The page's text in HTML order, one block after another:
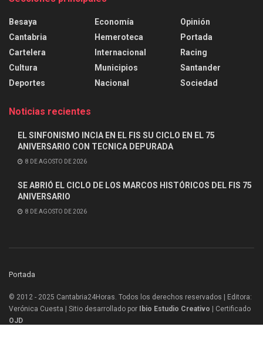
Besaya
Cantabria
Cartelera
Cultura
Deportes
Economía
Hemeroteca
Internacional
Municipios
Nacional
Opinión
Portada
Racing
Santander
Sociedad
Noticias recientes
EL SINFONISMO INCIA EN EL FIS SU CICLO EN EL 75
ANIVERSARIO CON TECNICA DEPURADA
8 DE AGOSTO DE 2026
SE ABRIÓ EL CICLO DE LOS MARCOS HISTÓRICOS DEL FIS 75
ANIVERSARIO
8 DE AGOSTO DE 2026
Portada
© 2012 - 2025 Cantabria24Horas. Todos los derechos reservados | Editora:
Verónica Cuesta | Sitio desarrollado por
Ibio Estudio Creativo |
Certificado
OJD